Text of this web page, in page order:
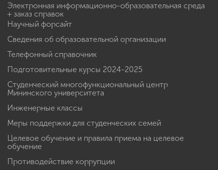
Электронная информационно-образовательная среда
+ заказ справок
Научный форсайт
Сведения об образовательной организации
Телефонный справочник
Подготовительные курсы 2024-2025
Студенческий многофункциональный центр
Мининского университета
Инженерные классы
Меры поддержки для студенческих семей
Целевое обучение и правила приема на целевое
обучение
Противодействие коррупции